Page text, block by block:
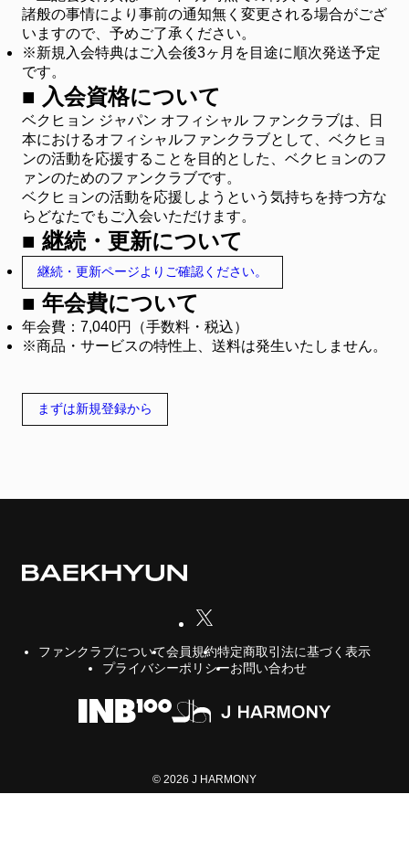
諸般の事情により事前の通知無く変更される場合がござ
いますので、予めご了承ください。
※新規入会特典はご入会後3ヶ月を目途に順次発送予定
です。
■ 入会資格について
ベクヒョン ジャパン オフィシャル ファンクラブは、日
本におけるオフィシャルファンクラブとして、ベクヒョ
ンの活動を応援することを目的とした、ベクヒョンのフ
ァンのためのファンクラブです。
ベクヒョンの活動を応援しようという気持ちを持つ方な
らどなたでもご入会いただけます。
■ 継続・更新について
継続・更新ページよりご確認ください。
■ 年会費について
年会費：7,040円（手数料・税込）
※商品・サービスの特性上、送料は発生いたしません。
まずは新規登録から
ファンクラブについて会員規約特定商取引法に基づく表示
プライバシーポリシーお問い合わせ
© 2026 J HARMONY